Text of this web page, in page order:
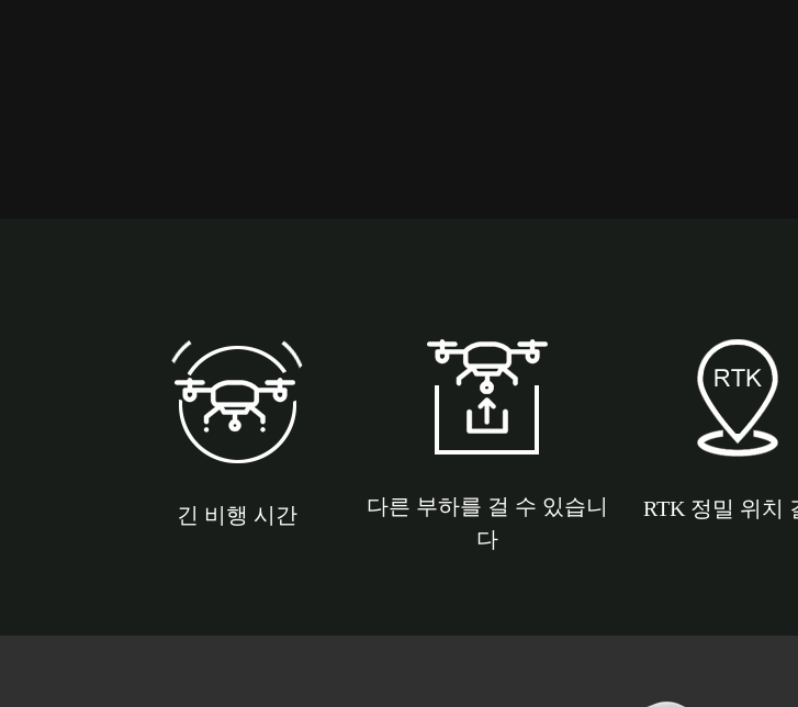
긴 비행 시간
다른 부하를 걸 수 있습니
다
RTK 정밀 위치